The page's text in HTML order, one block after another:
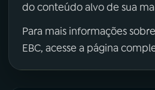
do conteúdo alvo de sua
Para mais informações
EBC, acesse a página